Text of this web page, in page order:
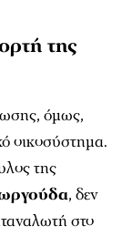
της
όμως,
οικοσύστημα.
της
, δεν
στο